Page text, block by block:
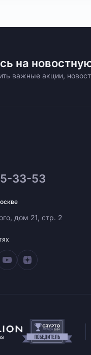
на
важные акции,
33-53
дом 21, стр. 2